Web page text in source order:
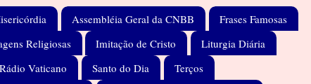
Assembléia Geral da CNBB
Frases Famosas
Religiosas Imitação de Cristo
Liturgia Diária
Rádio Vaticano Santo do Dia
Terços